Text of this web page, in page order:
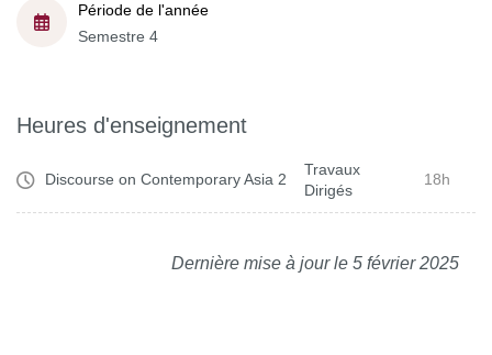
Période de l'année
Semestre 4
Heures d'enseignement
Discourse on Contemporary Asia 2
Travaux
Dirigés
18h
Dernière mise à jour le 5 février 2025